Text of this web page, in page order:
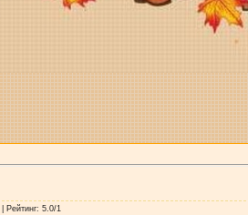
Рейтинг:5.0/1